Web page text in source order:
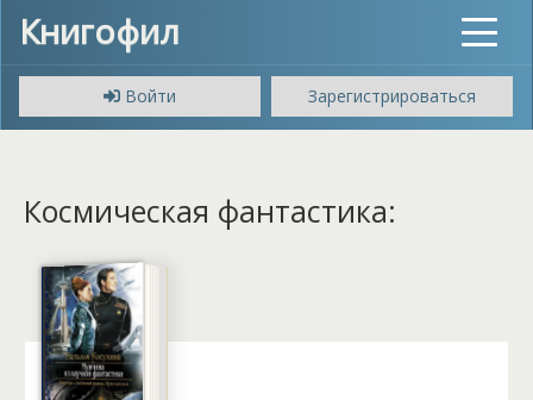
Книгофил
Toggle
Войти
Зарегистрироваться
Космическая фантастика: